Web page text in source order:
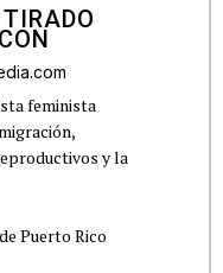
feminista
y la
Puerto Rico